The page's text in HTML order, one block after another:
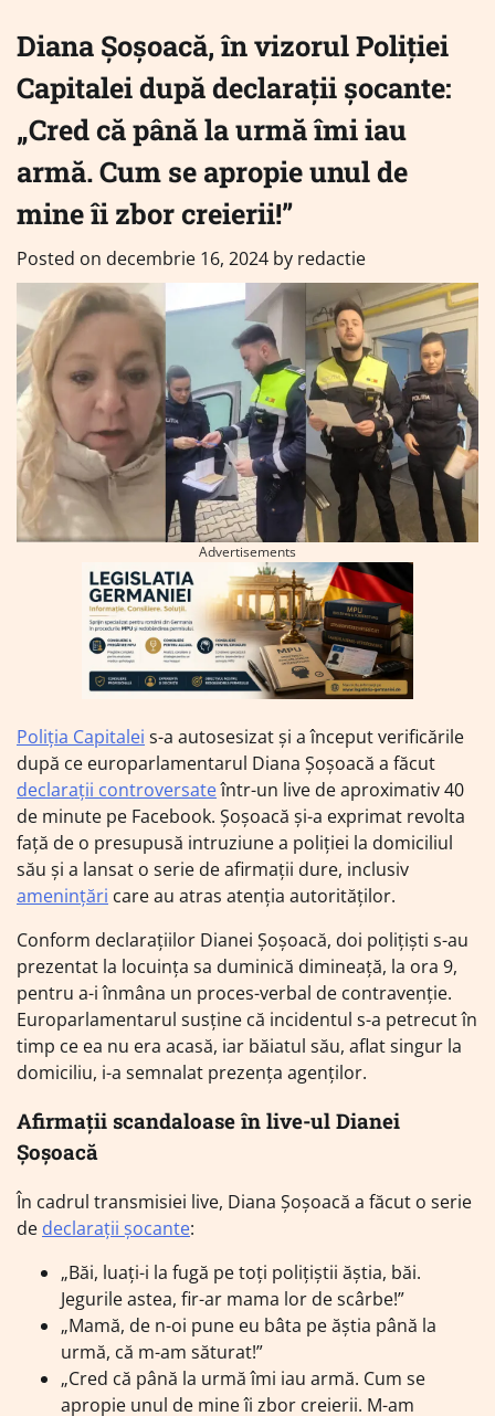
Diana Șoșoacă, în vizorul Poliției
Capitalei după declarații șocante:
„Cred că până la urmă îmi iau
armă. Cum se apropie unul de
mine îi zbor creierii!”
Posted on decembrie 16, 2024 by redactie
Advertisements
Poliția Capitalei s-a autosesizat și a început verificările
după ce europarlamentarul Diana Șoșoacă a făcut
declarații controversateîntr-un live de aproximativ 40
de minute pe Facebook. Șoșoacă și-a exprimat revolta
față de o presupusă intruziune a poliției la domiciliul
său și a lansat o serie de afirmații dure, inclusiv
amenințări care au atras atenția autorităților.
Conform declarațiilor Dianei Șoșoacă, doi polițiști s-au
prezentat la locuința sa duminică dimineață, la ora 9,
pentru a-i înmâna un proces-verbal de contravenție.
Europarlamentarul susține că incidentul s-a petrecut în
timp ce ea nu era acasă, iar băiatul său, aflat singur la
domiciliu, i-a semnalat prezența agenților.
Afirmații scandaloase în live-ul Dianei
Șoșoacă
În cadrul transmisiei live, Diana Șoșoacă a făcut o serie
de declarații șocante:
„Băi, luați-i la fugă pe toți polițiștii ăștia, băi.
Jegurile astea, fir-ar mama lor de scârbe!”
„Mamă, de n-oi pune eu bâta pe ăștia până la
urmă, că m-am săturat!”
„Cred că până la urmă îmi iau armă. Cum se
apropie unul de mine îi zbor creierii. M-am